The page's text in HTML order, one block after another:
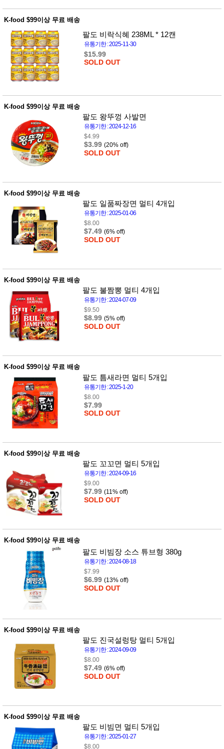
주
방
명품식
기브랜
드
보관용
기
조리용
품
주방소
품
품 공식품
쌀/잡곡/
양념/소
스/가루
건조식
품
농산품
놀이방
DVD
유아 보
판)
조형물
DIY
유아 이
유식
아기띠/
품
건강/미
용/식기
용품
성장발
달교육
용품
어른내
의
내의
가방/지
갑/케이
스
패션/잡
화
세탁세
제
일상 돋
침구용
품
용품
WALL
DECO
Pet
Supplies
화 사
K-food $99이상 무료 배송
팔도 비락식혜 238ML * 12캔
유통기한 : 2025-11-30
$15.99
SOLD OUT
K-food $99이상 무료 배송
팔도 왕뚜껑 사발면
유통기한 : 2024-12-16
$4.99
$3.99 (20% off)
SOLD OUT
K-food $99이상 무료 배송
팔도 일품짜장면 멀티 4개입
유통기한 : 2025-01-06
$8.00
$7.49 (6% off)
SOLD OUT
K-food $99이상 무료 배송
팔도 불짬뽕 멀티 4개입
유통기한 : 2024-07-09
$9.50
$8.99 (5% off)
SOLD OUT
K-food $99이상 무료 배송
팔도 틈새라면 멀티 5개입
유통기한 : 2025-1-20
$8.00
$7.99
SOLD OUT
K-food $99이상 무료 배송
팔도 꼬꼬면 멀티 5개입
유통기한 : 2024-09-16
$9.00
$7.99 (11% off)
SOLD OUT
K-food $99이상 무료 배송
팔도 비빔장 소스 튜브형 380g
유통기한 : 2024-08-18
$7.99
$6.99 (13% off)
SOLD OUT
K-food $99이상 무료 배송
팔도 진국설렁탕 멀티 5개입
유통기한 : 2024-09-09
$8.00
$7.49 (6% off)
SOLD OUT
K-food $99이상 무료 배송
팔도 비빔면 멀티 5개입
유통기한 : 2025-01-27
$8.00